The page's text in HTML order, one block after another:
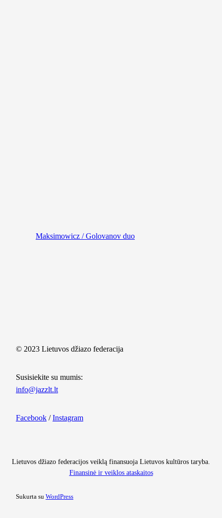
Maksimowicz / Golovanov duo
© 2023 Lietuvos džiazo federacija
Susisiekite su mumis:
info@jazzlt.lt
Facebook /Instagram
Lietuvos džiazo federacijos veiklą finansuoja Lietuvos kultūros taryba.
Finansinė ir veiklos ataskaitos
Sukurta su WordPress